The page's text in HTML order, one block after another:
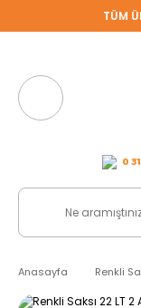
TÜM
0
Anasayfa Renkli